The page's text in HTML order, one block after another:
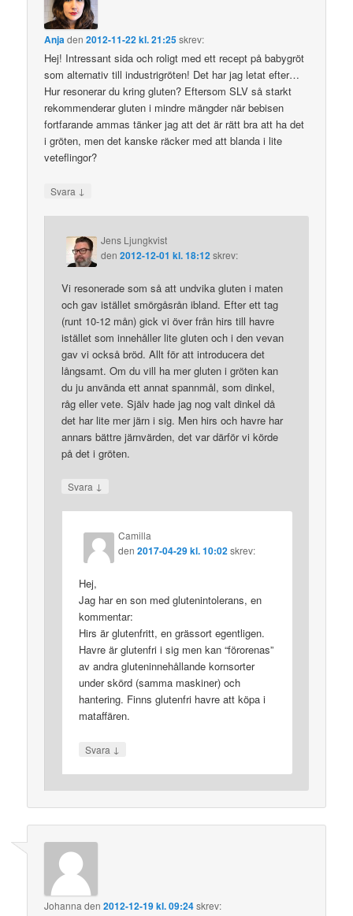
Anjaden2012-11-22 kl. 21:25skrev:
Hej! Intressant sida och roligt med ett recept på babygröt
som alternativ till industrigröten! Det har jag letat efter…
Hur resonerar du kring gluten? Eftersom SLV så starkt
rekommenderar gluten i mindre mängder när bebisen
fortfarande ammas tänker jag att det är rätt bra att ha det
i gröten, men det kanske räcker med att blanda i lite
veteflingor?
Svara ↓
Jens Ljungkvist
den2012-12-01 kl. 18:12skrev:
Vi resonerade som så att undvika gluten i maten
och gav istället smörgåsrån ibland. Efter ett tag
(runt 10-12 mån) gick vi över från hirs till havre
istället som innehåller lite gluten och i den vevan
gav vi också bröd. Allt för att introducera det
långsamt. Om du vill ha mer gluten i gröten kan
du ju använda ett annat spannmål, som dinkel,
råg eller vete. Själv hade jag nog valt dinkel då
det har lite mer järn i sig. Men hirs och havre har
annars bättre järnvärden, det var därför vi körde
på det i gröten.
Svara ↓
Camilla
den2017-04-29 kl. 10:02 skrev:
Hej,
Jag har en son med glutenintolerans, en
kommentar:
Hirs är glutenfritt, en grässort egentligen.
Havre är glutenfri i sig men kan “förorenas”
av andra gluteninnehållande kornsorter
under skörd (samma maskiner) och
hantering. Finns glutenfri havre att köpa i
mataffären.
Svara ↓
Johanna den2012-12-19 kl. 09:24skrev: